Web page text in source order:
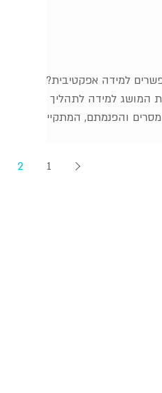
למידה אפקטיבית?
המושג למידה לתהליך
והפנמתם, המתקיים
1
2